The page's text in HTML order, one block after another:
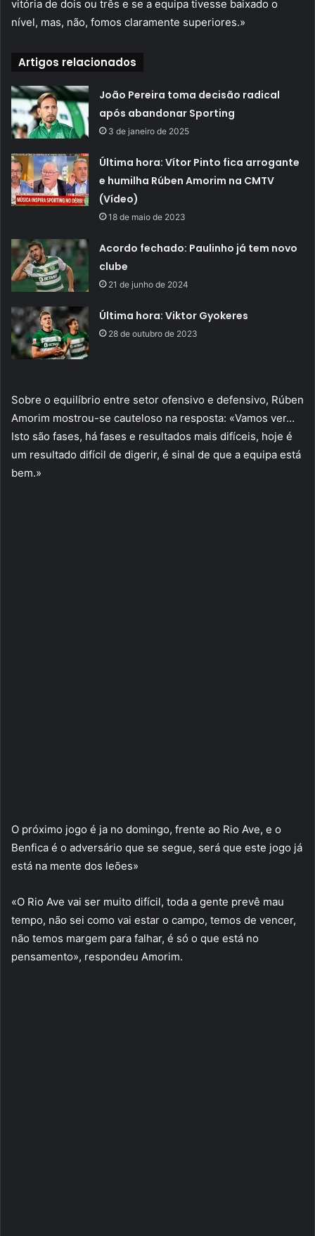
vitória de dois ou três e se a equipa tivesse baixado o
nível, mas, não, fomos claramente superiores.»
Artigos relacionados
João Pereira toma decisão radical
após abandonar Sporting
3 de janeiro de 2025
Última hora: Vítor Pinto fica arrogante
e humilha Rúben Amorim na CMTV
(Vídeo)
18 de maio de 2023
Acordo fechado: Paulinho já tem novo
clube
21 de junho de 2024
Última hora: Viktor Gyokeres
28 de outubro de 2023
Sobre o equilíbrio entre setor ofensivo e defensivo, Rúben
Amorim mostrou-se cauteloso na resposta: «Vamos ver…
Isto são fases, há fases e resultados mais difíceis, hoje é
um resultado difícil de digerir, é sinal de que a equipa está
bem.»
O próximo jogo é ja no domingo, frente ao Rio Ave, e o
Benfica é o adversário que se segue, será que este jogo já
está na mente dos leões»
«O Rio Ave vai ser muito difícil, toda a gente prevê mau
tempo, não sei como vai estar o campo, temos de vencer,
não temos margem para falhar, é só o que está no
pensamento», respondeu Amorim.